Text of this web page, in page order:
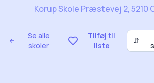
Se alle
skoler
Tilføj til
liste
⇵
Korup Skole Præstevej 2, 5210